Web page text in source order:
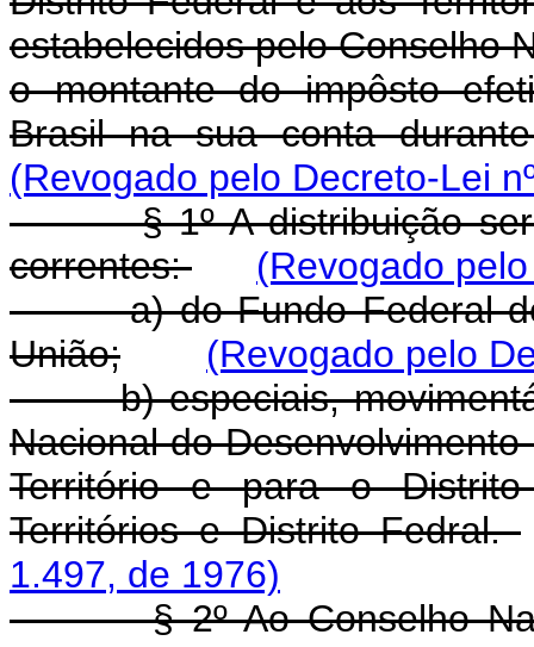
estabelecidos pelo Conselho
o montante do impôsto
Brasil na sua conta
(Revogado pelo Decreto-Lei
§ 1º A distribuição será
correntes:
(Revogado
a) do Fundo Federal de
União;
(Revogado pelo
b) especiais,
Nacional do
Território e para o
Territórios e Distrito Fedral.
1.497, de 1976)
§ 2º Ao Conselho